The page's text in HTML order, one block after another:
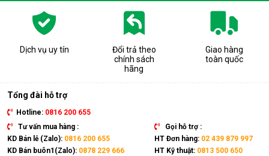
Dịch vụ uy tín
Đổi trả theo
chính sách
hãng
Giao hàng
toàn quốc
Tổng đài hỗ trợ
Hotline: 0816 200 655
Tư vấn mua hàng :
KD Bán lẻ (Zalo): 0816 200 655
KD Bán buôn1(Zalo): 0878 229 666
Gọi hỗ trợ :
HT Đơn hàng: 02 439 879 997
HT Kỹ thuật: 0813 500 650